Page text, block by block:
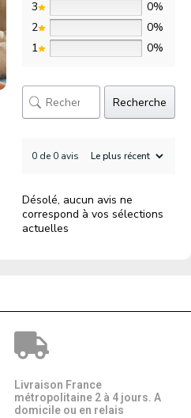
3
0%
2
0%
1
0%
Recherche
0 de 0 avis
Désolé, aucun avis ne
correspond à vos sélections
actuelles
Livraison France
métropolitaine 2 à 4 jours. A
domicile ou en relais​​